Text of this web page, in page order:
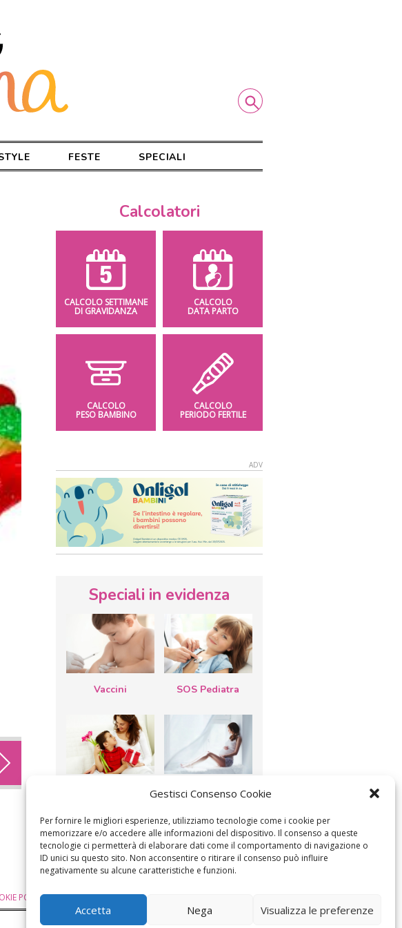
Gestisci Consenso Cookie
Per fornire le migliori esperienze, utilizziamo tecnologie come i cookie per
memorizzare e/o accedere alle informazioni del dispositivo. Il consenso a queste
tecnologie ci permetterà di elaborare dati come il comportamento di navigazione o
ID unici su questo sito. Non acconsentire o ritirare il consenso può influire
negativamente su alcune caratteristiche e funzioni.
Accetta Nega Visualizza le preferenze
FESTE SPECIALI
Calcolatori
CALCOLO SETTIMANE
DI GRAVIDANZA
CALCOLO
DATA PARTO
CALCOLO
PESO BAMBINO
CALCOLO
PERIODO FERTILE
Speciali in evidenza
Vaccini SOS Pediatra
mamma: lavoretti,
filastrocche
Le settimane di
gravidanza
POLICY MODIFICA IL CONSENSO